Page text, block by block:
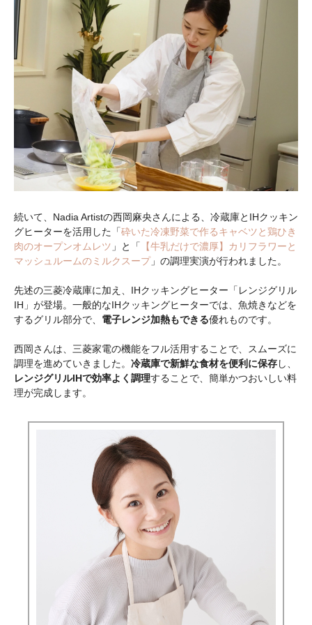
続いて、Nadia Artistの西岡麻央さんによる、冷蔵庫とIHクッキン
グヒーターを活用した「砕いた冷凍野菜で作るキャベツと鶏ひき
肉のオープンオムレツ 」と「
【牛乳だけで濃厚】カリフラワーと
マッシュルームのミルクスープ」の調理実演が行われました。
先述の三菱冷蔵庫に加え、IHクッキングヒーター「レンジグリル
IH」が登場。一般的なIHクッキングヒーターでは、魚焼きなどを
するグリル部分で、 電子レンジ加熱もできる優れものです。
西岡さんは、三菱家電の機能をフル活用することで、スムーズに
調理を進めていきました。 冷蔵庫で新鮮な食材を便利に保存し、
レンジグリルIHで効率よく調理することで、簡単かつおいしい料
理が完成します。